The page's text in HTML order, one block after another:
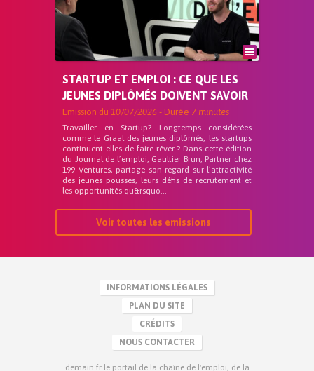
STARTUP ET EMPLOI : CE QUE LES
JEUNES DIPLÔMÉS DOIVENT SAVOIR
Emission du 10/07/2026 - Durée 7 minutes
Travailler en Startup? Longtemps considérées
comme le Graal des jeunes diplômés, les startups
continuent-elles de faire rêver ? Dans cette édition
du Journal de l’emploi, Gaultier Brun, Partner chez
199 Ventures, partage son regard sur l’attractivité
des jeunes pousses, leurs défis de recrutement et
les opportunités qu&rsquo...
Voir toutes les emissions
INFORMATIONS LÉGALES
PLAN DU SITE
CRÉDITS
NOUS CONTACTER
demain.fr le portail de la chaîne de l'emploi, de la